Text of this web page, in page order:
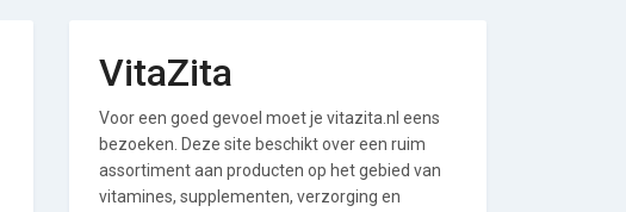
VitaZita
Voor een goed gevoel moet je vitazita.nl eens
bezoeken. Deze site beschikt over een ruim
assortiment aan producten op het gebied van
vitamines, supplementen, verzorging en